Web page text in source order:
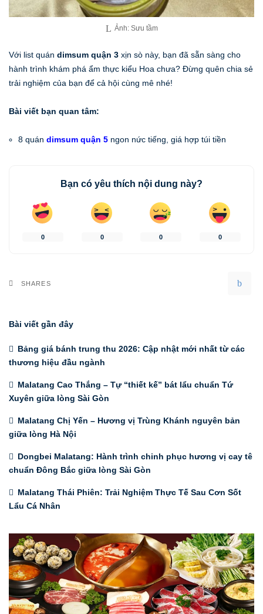
Ảnh: Sưu tầm
Với list quán dimsum quận 3 xịn sò này, bạn đã sẵn sàng cho
hành trình khám phá ẩm thực kiểu Hoa chưa? Đừng quên chia sẻ
trải nghiệm của bạn để cả hội cùng mê nhé!
Bài viết bạn quan tâm:
8 quán dimsum quận 5 ngon nức tiếng, giá hợp túi tiền
Bạn có yêu thích nội dung này?
0 0 0 0
SHARES
Bài viết gần đây
Bảng giá bánh trung thu 2026: Cập nhật mới nhất từ các
thương hiệu đầu ngành
Malatang Cao Thắng – Tự “thiết kế” bát lẩu chuẩn Tứ
Xuyên giữa lòng Sài Gòn
Malatang Chị Yến – Hương vị Trùng Khánh nguyên bản
giữa lòng Hà Nội
Dongbei Malatang: Hành trình chinh phục hương vị cay tê
chuẩn Đông Bắc giữa lòng Sài Gòn
Malatang Thái Phiên: Trải Nghiệm Thực Tế Sau Cơn Sốt
Lẩu Cá Nhân